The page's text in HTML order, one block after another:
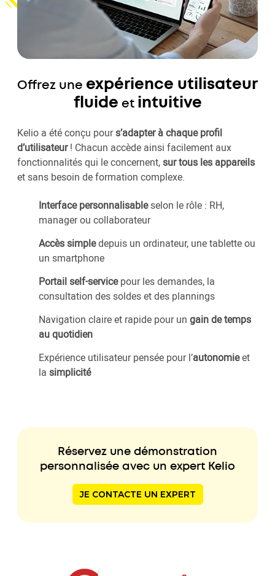
Offrez une expérience utilisateur
fluide et intuitive
Kelio a été conçu pours’adapter à chaque profil
d’utilisateur! Chacun accède ainsi facilement aux
fonctionnalités qui le concernent, sur tous les appareils
et sans besoin de formation complexe.
Interface personnalisableselon le rôle : RH,
manager ou collaborateur
Accès simpledepuis un ordinateur, une tablette ou
un smartphone
Portail self-servicepour les demandes, la
consultation des soldes et des plannings
Navigation claire et rapide pour un gain de temps
au quotidien
Expérience utilisateur pensée pour l’autonomieet
la simplicité
Réservez une démonstration
personnalisée avec un expert Kelio
JE CONTACTE UN EXPERT